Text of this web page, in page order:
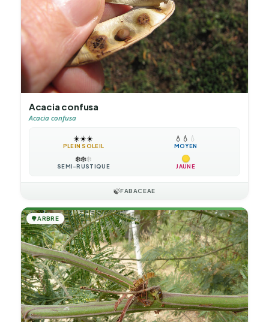
Acacia confusa
Acacia confusa
☀️☀️☀️
PLEIN SOLEIL
💧 💧 💧
MOYEN
❄️❄️❄️
SEMI-RUSTIQUE JAUNE
🍃FABACEAE
🌳ARBRE